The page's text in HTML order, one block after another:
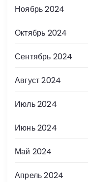
Ноябрь 2024
Октябрь 2024
Сентябрь 2024
Август 2024
Июль 2024
Июнь 2024
Май 2024
Апрель 2024